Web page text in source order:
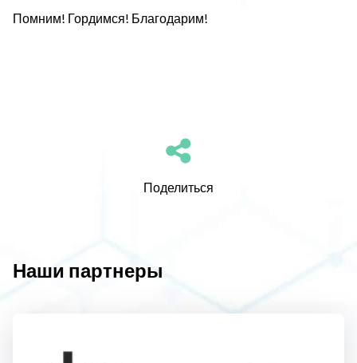
Помним! Гордимся! Благодарим!
Поделиться
Наши партнеры